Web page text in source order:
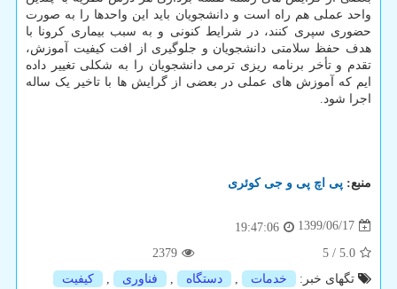
واحد عملی هم راه است و دانشجویان باید این واحدها را به صورت
حضوری سپری کنند، در شرایط کنونی و به سبب بیماری کرونا با
هدف حفظ سلامتی دانشجویان و جلوگیری از افت کیفیت آموزش،
تقدم و تأخر برنامه ریزی ترمی دانشجویان را به شکلی تغییر داده
ایم که آموزش های عملی در بعضی از گرایش ها با تاخیر یک ساله
اجرا شود.
منبع: پی اچ پی و جی كوئری
1399/06/17
19:47:06
5.0
/
5
2379
تگهای خبر:
خدمات دستگاه فناوری كیفیت